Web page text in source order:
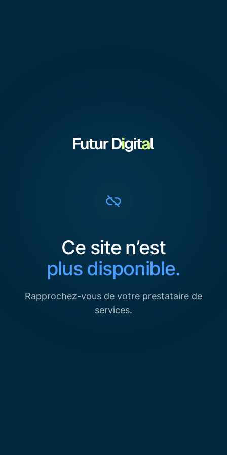
Ce site n’est
plus disponible.
Rapprochez-vous de votre prestataire de
services.